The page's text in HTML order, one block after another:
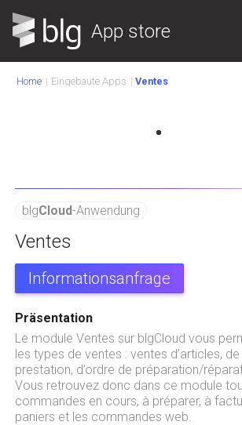
App store
Home Eingebaute Apps Ventes
blgCloud-Anwendung
Ventes
Informationsanfrage
Präsentation
Le module Ventes sur blgCloud vous
les types de ventes : ventes d’articles,
prestation, d’ordre de préparation/
Vous retrouvez donc dans ce module
commandes en cours, à préparer, à
paniers et les commandes web.